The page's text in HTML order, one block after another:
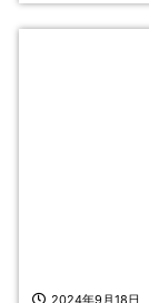
2024年9月18日